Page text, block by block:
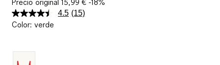
4.5 Lea
(15)
Color: verde